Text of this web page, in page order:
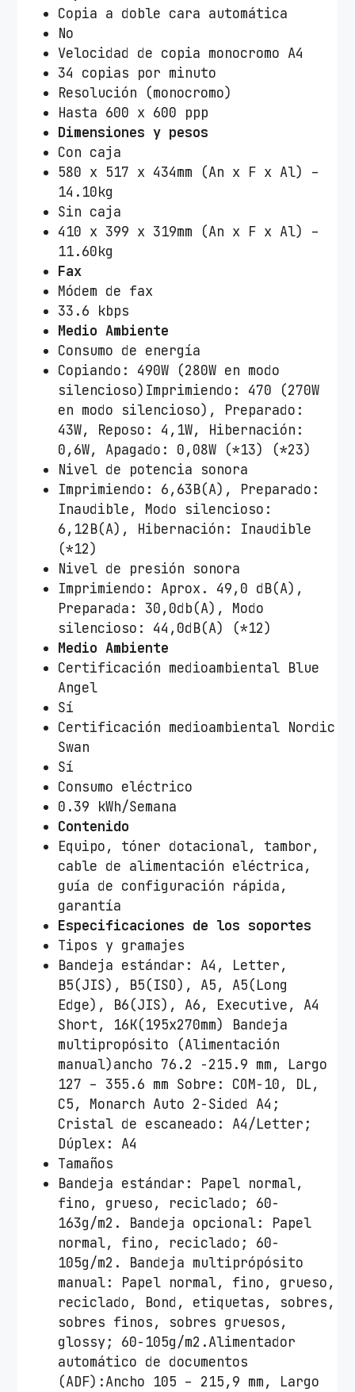
Copia a doble cara automática
No
Velocidad de copia monocromo A4
34 copias por minuto
Resolución (monocromo)
Hasta 600 x 600 ppp
Dimensiones y pesos
Con caja
580 x 517 x 434mm (An x F x Al) –
14.10kg
Sin caja
410 x 399 x 319mm (An x F x Al) –
11.60kg
Fax
Módem de fax
33.6 kbps
Medio Ambiente
Consumo de energía
Copiando: 490W (280W en modo
silencioso)Imprimiendo: 470 (270W
en modo silencioso), Preparado:
43W, Reposo: 4,1W, Hibernación:
0,6W, Apagado: 0,08W (*13) (*23)
Nivel de potencia sonora
Imprimiendo: 6,63B(A), Preparado:
Inaudible, Modo silencioso:
6,12B(A), Hibernación: Inaudible
(*12)
Nivel de presión sonora
Imprimiendo: Aprox. 49,0 dB(A),
Preparada: 30,0db(A), Modo
silencioso: 44,0dB(A) (*12)
Medio Ambiente
Certificación medioambiental Blue
Angel
Sí
Certificación medioambiental Nordic
Swan
Sí
Consumo eléctrico
0.39 kWh/Semana
Contenido
Equipo, tóner dotacional, tambor,
cable de alimentación eléctrica,
guía de configuración rápida,
garantía
Especificaciones de los soportes
Tipos y gramajes
Bandeja estándar: A4, Letter,
B5(JIS), B5(ISO), A5, A5(Long
Edge), B6(JIS), A6, Executive, A4
Short, 16K(195x270mm) Bandeja
multipropósito (Alimentación
manual)ancho 76.2 -215.9 mm, Largo
127 – 355.6 mm Sobre: COM-10, DL,
C5, Monarch Auto 2-Sided A4;
Cristal de escaneado: A4/Letter;
Dúplex: A4
Tamaños
Bandeja estándar: Papel normal,
fino, grueso, reciclado; 60-
163g/m2. Bandeja opcional: Papel
normal, fino, reciclado; 60-
105g/m2. Bandeja multiprópósito
manual: Papel normal, fino, grueso,
reciclado, Bond, etiquetas, sobres,
sobres finos, sobres gruesos,
glossy; 60-105g/m2.Alimentador
automático de documentos
(ADF):Ancho 105 – 215,9 mm, Largo